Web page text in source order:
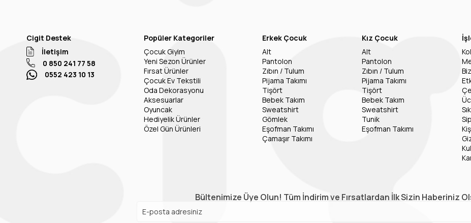
Cigit Destek
İletişim
0 850 241 77 58
0552 423 10 13
Popüler Kategoriler
Çocuk Giyim
Yeni Sezon Ürünler
Fırsat Ürünler
Çocuk Ev Tekstili
Oda Dekorasyonu
Aksesuarlar
Oyuncak
Hediyelik Ürünler
Özel Gün Ürünleri
Erkek Çocuk
Alt
Pantolon
Zıbın / Tulum
Pijama Takımı
Tişört
Bebek Takım
Sweatshirt
Gömlek
Eşofman Takımı
Çamaşır Takımı
Kız Çocuk
Alt
Pantolon
Zıbın / Tulum
Pijama Takımı
Tişört
Bebek Takım
Sweatshirt
Tunik
Eşofman Takımı
Bültenimize Üye Olun! Tüm İndirim ve Fırsatlardan İlk Sizin Haberiniz